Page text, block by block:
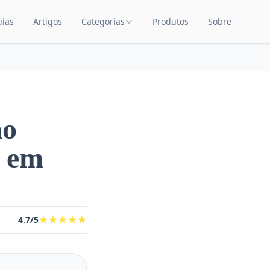
Artigos Categorias
Carrinhos de Bebê
Produtos Sobre
4.7/5